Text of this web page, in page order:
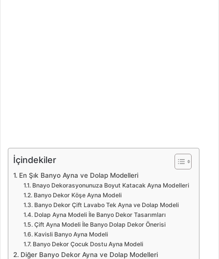
İçindekiler
En Şık Banyo Ayna ve Dolap Modelleri
Bnayo Dekorasyonunuza Boyut Katacak Ayna Modelleri
Banyo Dekor Köşe Ayna Modeli
Banyo Dekor Çift Lavabo Tek Ayna ve Dolap Modeli
Dolap Ayna Modeli İle Banyo Dekor Tasarımları
Çift Ayna Modeli İle Banyo Dolap Dekor Önerisi
Kavisli Banyo Ayna Modeli
Banyo Dekor Çocuk Dostu Ayna Modeli
Diğer Banyo Dekor Ayna ve Dolap Modelleri